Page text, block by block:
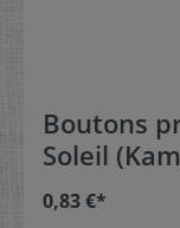
Boutons
Soleil
0,83 €*